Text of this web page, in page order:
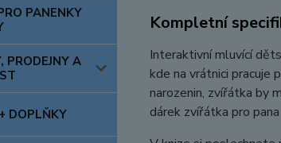
PANENKY
PRODEJNY A
DOPLŇKY
Kompletní
Interaktivní mluvící
kde na vrátnici pracuje
narozenin, zvířátka by
dárek zvířátka pro